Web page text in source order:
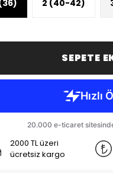
2 (40-42)
SEPETE
2000 TL üzeri
ücretsiz kargo